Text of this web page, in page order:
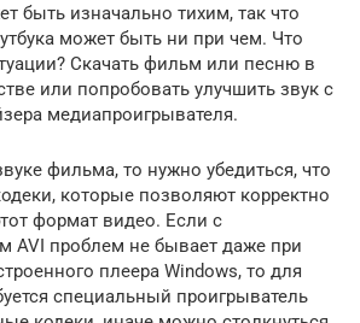
быть изначально тихим, так что
может быть ни при чем. Что
Скачать фильм или песню в
или попробовать улучшить звук с
медиапроигрывателя.
фильма, то нужно убедиться, что
которые позволяют корректно
формат видео. Если с
AVI проблем не бывает даже при
плеера Windows, то для
специальный проигрыватель